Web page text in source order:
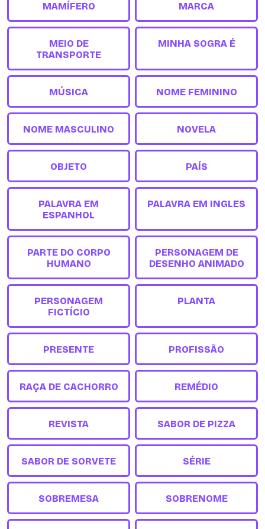
MAMÍFERO MARCA
MEIO DE
TRANSPORTE
MINHA SOGRA É
MÚSICA NOME FEMININO
NOME MASCULINO NOVELA
OBJETO PAÍS
PALAVRA EM
ESPANHOL
PALAVRA EM INGLES
PARTE DO CORPO
HUMANO
PERSONAGEM DE
DESENHO ANIMADO
PERSONAGEM
FICTÍCIO
PLANTA
PRESENTE PROFISSÃO
RAÇA DE CACHORRO REMÉDIO
REVISTA SABOR DE PIZZA
SABOR DE SORVETE SÉRIE
SOBREMESA SOBRENOME